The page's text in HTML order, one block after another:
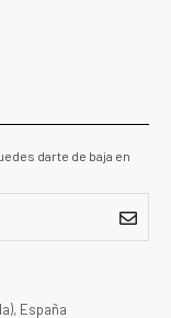
darte de baja en
España